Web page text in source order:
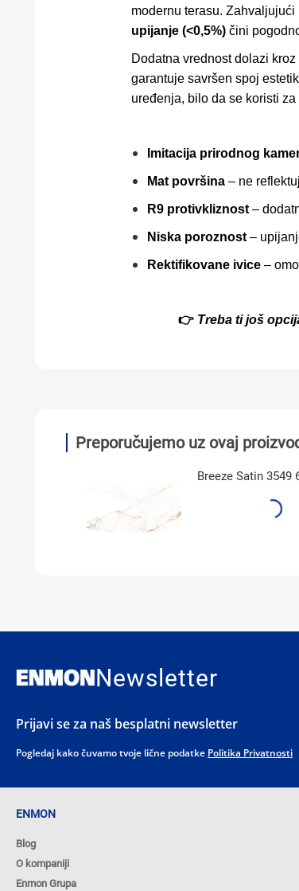
modernu terasu. Zahvaljujući
upijanje (<0,5%)čini
Dodatna vrednost dolazi kroz
garantuje savršen spoj
uređenja, bilo da se koristi za
Imitacija prirodnog
Mat površina– ne
R9 protivkliznost–
Niska poroznost–
Rektifikovane ivice–
👉 Treba ti još
Preporučujemo uz ovaj
Breeze Satin 3549
Newsletter
Prijavi se za naš besplatni newsletter
Pogledaj kako čuvamo tvoje lične podatke Politika Privatnosti
ENMON
Blog
O kompaniji
Enmon Grupa